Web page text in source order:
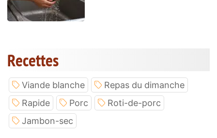
Recettes
Viande blanche
Repas du dimanche
Rapide
Porc
Roti-de-porc
Jambon-sec